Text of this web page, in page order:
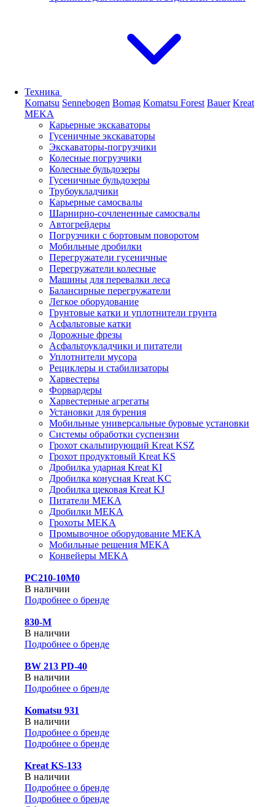
Техника
Komatsu Sennebogen Bomag Komatsu Forest Bauer Kreat
MEKA
Карьерные экскаваторы
Гусеничные экскаваторы
Экскаваторы-погрузчики
Колесные погрузчики
Колесные бульдозеры
Гусеничные бульдозеры
Трубоукладчики
Карьерные самосвалы
Шарнирно-сочлененные cамосвалы
Автогрейдеры
Погрузчики с бортовым поворотом
Мобильные дробилки
Перегружатели гусеничные
Перегружатели колесные
Машины для перевалки леса
Балансирные перегружатели
Легкое оборудование
Грунтовые катки и уплотнители грунта
Асфальтовые катки
Дорожные фрезы
Асфальтоукладчики и питатели
Уплотнители мусора
Рециклеры и стабилизаторы
Харвестеры
Форвардеры
Харвестерные агрегаты
Установки для бурения
Мобильные универсальные буровые установки
Системы обработки суспензии
Грохот скальпирующий Kreat KSZ
Грохот продуктовый Kreat KS
Дробилка ударная Kreat KI
Дробилка конусная Kreat KC
Дробилка щековая Kreat KJ
Питатели MEKA
Дробилки MEKA
Грохоты MEKA
Промывочное оборудование MEKA
Мобильные решения MEKA
Конвейеры MEKA
PC210-10M0
В наличии
Подробнее о бренде
830-М
В наличии
Подробнее о бренде
BW 213 PD-40
В наличии
Подробнее о бренде
Komatsu 931
В наличии
Подробнее о бренде
Подробнее о бренде
Kreat KS-133
В наличии
Подробнее о бренде
Подробнее о бренде